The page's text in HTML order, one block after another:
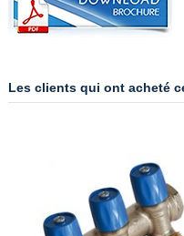
Les clients qui ont acheté